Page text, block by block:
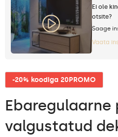
Ei ole
otsite?
Saage
Vaata
-20% koodiga 20PROMO
Ebaregulaarne
valgustatud